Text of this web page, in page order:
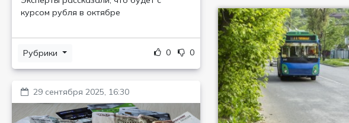
курсом рубля в октябре
Рубрики 0 0
29 сентября 2025, 16:30